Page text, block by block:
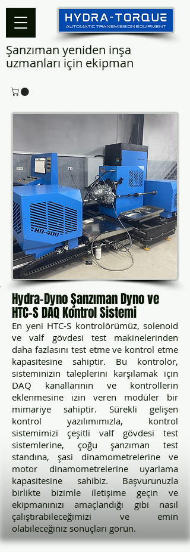
Şanzıman yeniden inşa
uzmanları için ekipman
Hydra-Dyno Şanzıman Dyno ve
HTC-S DAQ Kontrol Sistemi
En yeni HTC-S kontrolörümüz, solenoid
ve valf gövdesi test makinelerinden
daha fazlasını test etme ve kontrol etme
kapasitesine sahiptir. Bu kontrolör,
sisteminizin taleplerini karşılamak için
DAQ kanallarının ve kontrollerin
eklenmesine izin veren modüler bir
mimariye sahiptir. Sürekli gelişen
kontrol yazılımımızla, kontrol
sistemimizi çeşitli valf gövdesi test
sistemlerine, çoğu şanzıman test
standına, şasi dinamometrelerine ve
motor dinamometrelerine uyarlama
kapasitesine sahibiz. Başvurunuzla
birlikte bizimle iletişime geçin ve
ekipmanınızı amaçlandığı gibi nasıl
çalıştırabileceğimizi ve emin
olabileceğiniz sonuçları görün.